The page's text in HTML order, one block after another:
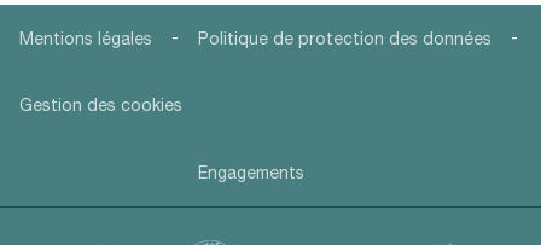
Mentions légales - Politique de protection des données -
Gestion des cookies
Engagements